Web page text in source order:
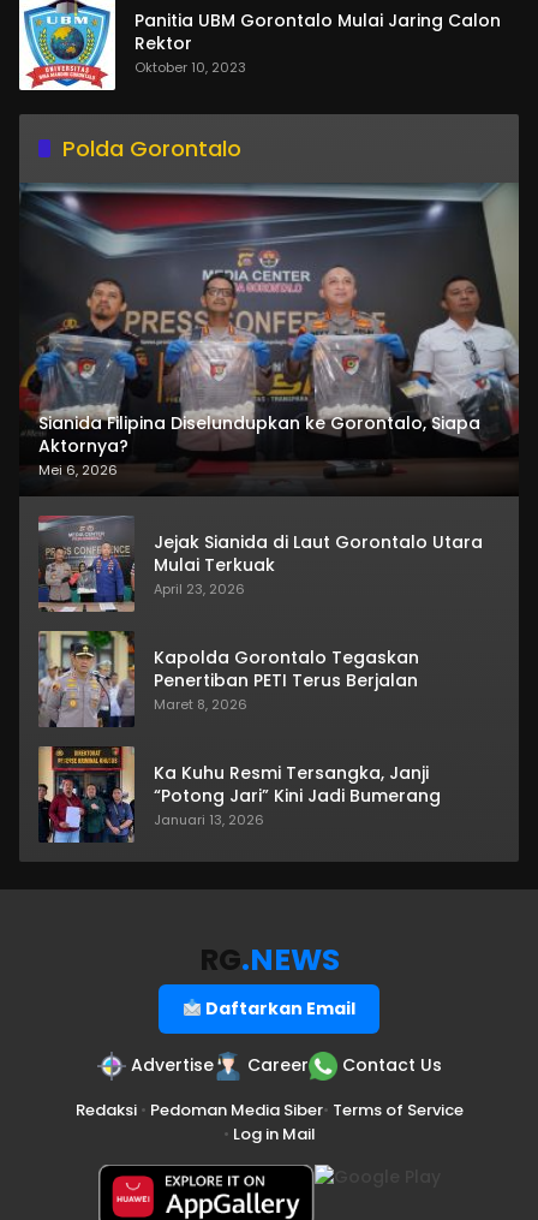
Panitia UBM Gorontalo Mulai Jaring Calon
Rektor
Oktober 10, 2023
Polda Gorontalo
Sianida Filipina Diselundupkan ke Gorontalo, Siapa
Aktornya?
Mei 6, 2026
Jejak Sianida di Laut Gorontalo Utara
Mulai Terkuak
April 23, 2026
Kapolda Gorontalo Tegaskan
Penertiban PETI Terus Berjalan
Maret 8, 2026
Ka Kuhu Resmi Tersangka, Janji
“Potong Jari” Kini Jadi Bumerang
Januari 13, 2026
RG.NEWS
Daftarkan Email
Advertise Career Contact Us
Redaksi• Pedoman Media Siber• Terms of Service
• Log in Mail